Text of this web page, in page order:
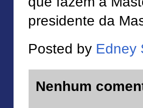
presidente da
Posted by Edney
Nenhum